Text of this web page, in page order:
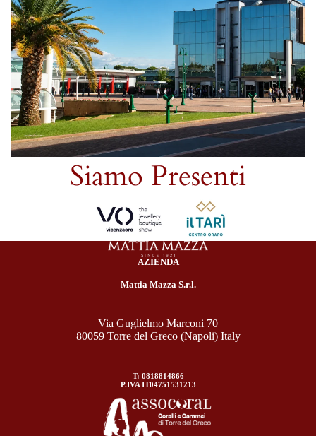
Siamo Presenti
AZIENDA
Mattia Mazza S.r.l.
Via Guglielmo Marconi 70
80059 Torre del Greco (Napoli) Italy
T: 0818814866
P.IVA IT04751531213